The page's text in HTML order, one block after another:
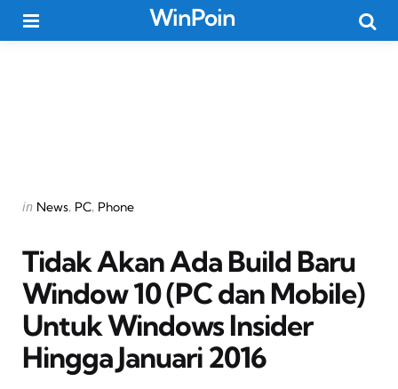
WinPoin
Categories
Posted
in News PC Phone
Tidak Akan Ada Build Baru
Window 10 (PC dan Mobile)
Untuk Windows Insider
Hingga Januari 2016